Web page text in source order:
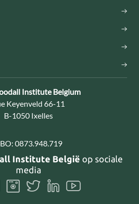
Institute Belgium
Keyenveld 66-11
B-1050 Ixelles
0873.948.719
Institute België op sociale
media
Volg
ons
Volg
ons
Volg
ons
Volg
ons